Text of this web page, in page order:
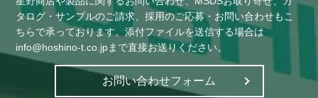
タログ・サンプルのご請求、採用のご応募・お問い合わせもこ
ちらで承っております。添付ファイルを送信する場合は
info@hoshino-t.co.jpまで直接お送りください。
お問い合わせフォーム